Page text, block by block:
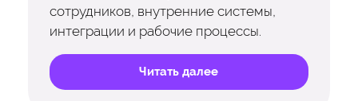
сотрудников, внутренние системы,
интеграции и рабочие процессы.
Читать далее